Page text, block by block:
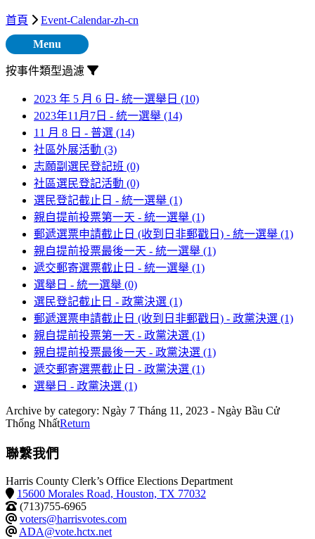
首頁
Event-Calendar-zh-cn
Menu
按事件類型過濾
2023 年 5 月 6 日- 統一選舉日 (10)
2023年11月7日 - 統一選舉 (14)
11 月 8 日 - 普選 (14)
社區外展活動 (3)
志願副選民登記班 (0)
社區選民登記活動 (0)
選民登記截止日 - 統一選舉 (1)
親自提前投票第一天 - 統一選舉 (1)
郵遞選票申請截止日 (收到日非郵戳日) - 統一選舉 (1)
親自提前投票最後一天 - 統一選舉 (1)
遞交郵寄選票截止日 - 統一選舉 (1)
選舉日 - 統一選舉 (0)
選民登記截止日 - 政黨決選 (1)
郵遞選票申請截止日 (收到日非郵戳日) - 政黨決選 (1)
親自提前投票第一天 - 政黨決選 (1)
親自提前投票最後一天 - 政黨決選 (1)
遞交郵寄選票截止日 - 政黨決選 (1)
選舉日 - 政黨決選 (1)
Archive by category: Ngày 7 Tháng 11, 2023 - Ngày Bầu Cử
Thống NhấtReturn
聯繫我們
Harris County Clerk’s Office Elections Department
15600 Morales Road, Houston, TX 77032
(713)755-6965
voters@harrisvotes.com
ADA@vote.hctx.net